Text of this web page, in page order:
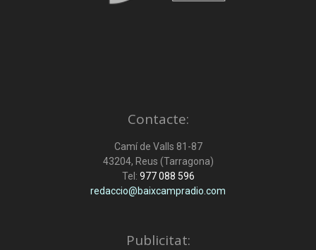
Contacte:
Camí de Valls 81-87
43204, Reus (Tarragona)
Tel: 977 088 596
redaccio@baixcampradio.com
Publicitat: